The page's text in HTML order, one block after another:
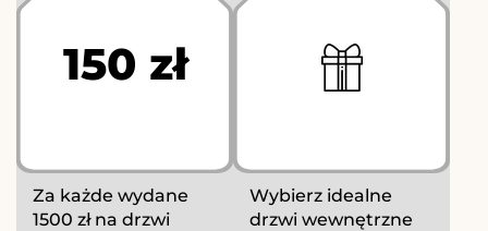
150 zł
Za każde wydane
1500 zł na drzwi
Wybierz idealne
drzwi wewnętrzne